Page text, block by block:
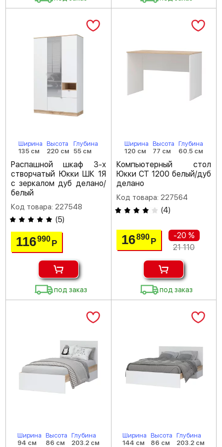
Ширина
135 см
Высота
220 см
Глубина
55 см
Распашной шкаф 3-х
створчатый Юкки ШК 1Я
с зеркалом дуб делано/
белый
Код товара: 227548
(5)
116990Р
под заказ
Ширина
120 см
Высота
77 см
Глубина
60.5 см
Компьютерный стол
Юкки СТ 1200 белый/дуб
делано
Код товара: 227564
(4)
16890 Р
-20 %
21 110
под заказ
Ширина
94 см
Высота
86 см
Глубина
203.2 см
Ширина
144 см
Высота
86 см
Глубина
203.2 см